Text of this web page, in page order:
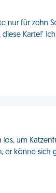
nur für zehn
Karte!'
los, um
er könne